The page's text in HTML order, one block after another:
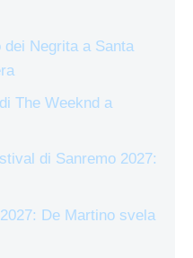
Negrita a Santa
The Weeknd a
di Sanremo 2027:
De Martino svela